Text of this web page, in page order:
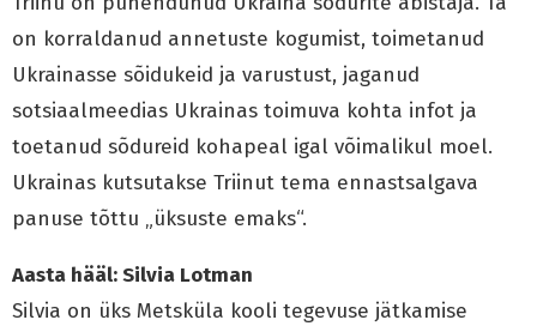
on korraldanud annetuste kogumist, toimetanud
Ukrainasse sõidukeid ja varustust, jaganud
sotsiaalmeedias Ukrainas toimuva kohta infot ja
toetanud sõdureid kohapeal igal võimalikul moel.
Ukrainas kutsutakse Triinut tema ennastsalgava
panuse tõttu „üksuste emaks“.
Aasta hääl: Silvia Lotman
Silvia on üks Metsküla kooli tegevuse jätkamise